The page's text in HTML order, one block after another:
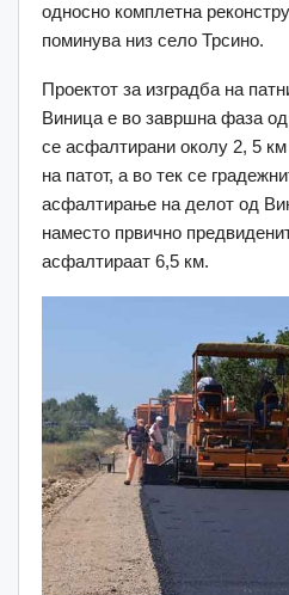
односно комплетна
поминува низ село Трсино.
Проектот за изградба на
Виница е во завршна фаза од
се асфалтирани околу 2, 5
на патот, а во тек се
асфалтирање на делот од
наместо првично
асфалтираат 6,5 км.